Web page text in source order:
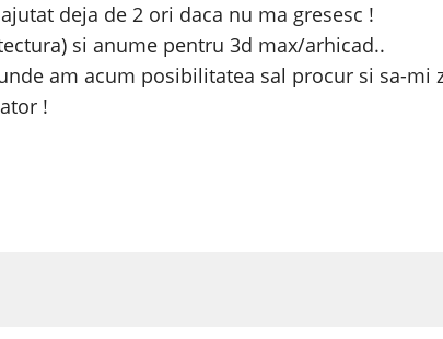
deja de 2 ori daca nu ma gresesc !
si anume pentru 3d max/arhicad..
am acum posibilitatea sal procur si sa-mi
!